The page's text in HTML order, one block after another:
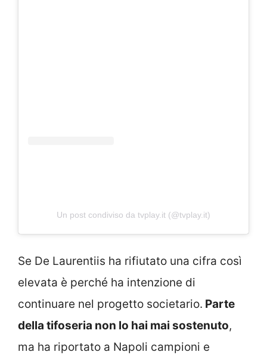
Un post condiviso da tvplay.it (@tvplay.it)
Se De Laurentiis ha rifiutato una cifra così
elevata è perché ha intenzione di
continuare nel progetto societario. Parte
della tifoseria non lo hai mai sostenuto,
ma ha riportato a Napoli campioni e